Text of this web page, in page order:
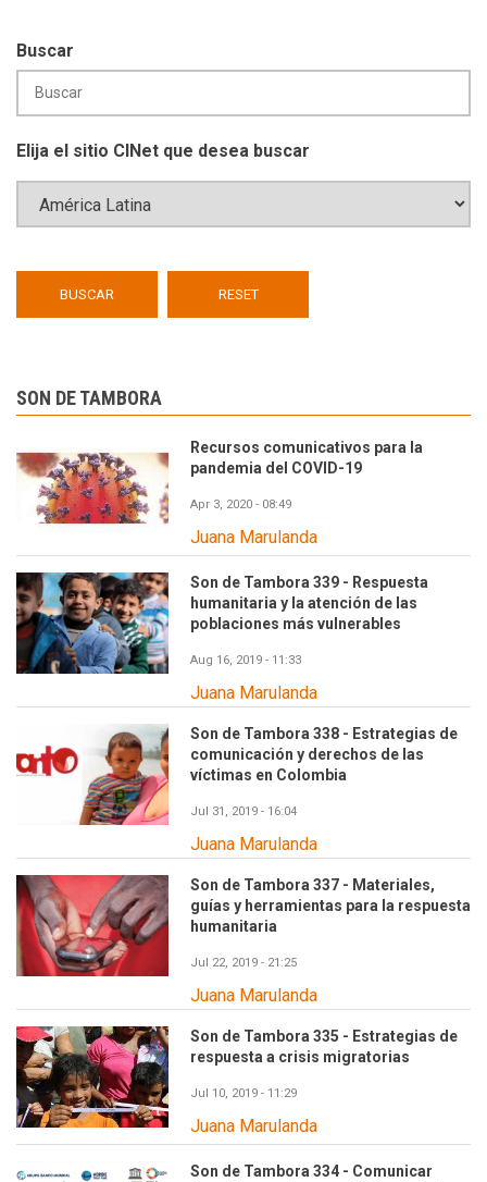
Buscar
Elija el sitio CINet que desea buscar
SON DE TAMBORA
Recursos comunicativos para la
pandemia del COVID-19
Apr 3, 2020 - 08:49
Juana Marulanda
Son de Tambora 339 - Respuesta
humanitaria y la atención de las
poblaciones más vulnerables
Aug 16, 2019 - 11:33
Juana Marulanda
Son de Tambora 338 - Estrategias de
comunicación y derechos de las
víctimas en Colombia
Jul 31, 2019 - 16:04
Juana Marulanda
Son de Tambora 337 - Materiales,
guías y herramientas para la respuesta
humanitaria
Jul 22, 2019 - 21:25
Juana Marulanda
Son de Tambora 335 - Estrategias de
respuesta a crisis migratorias
Jul 10, 2019 - 11:29
Juana Marulanda
Son de Tambora 334 - Comunicar